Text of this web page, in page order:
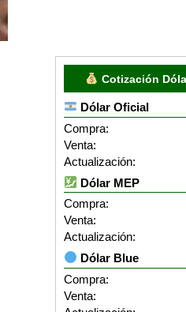
Cotización
Dólar Oficial
Compra:
Venta:
Actualización:
Dólar MEP
Compra:
Venta:
Actualización:
Dólar Blue
Compra:
Venta: